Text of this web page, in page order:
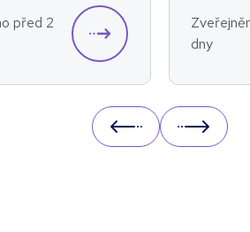
před 2
dny
Prev Next